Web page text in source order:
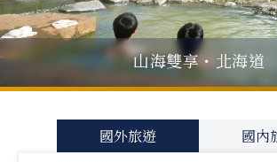
父親節．限時特別企劃
一人旅行Solo Travel山海雙享・北海道
國外旅遊 國內